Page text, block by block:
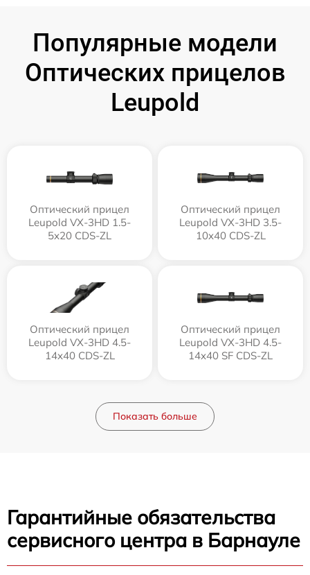
Популярные модели
Оптических прицелов
Leupold
Оптический прицел
Leupold VX-3HD 1.5-
5x20 CDS-ZL
Оптический прицел
Leupold VX-3HD 3.5-
10x40 CDS-ZL
Оптический прицел
Leupold VX-3HD 4.5-
14x40 CDS-ZL
Оптический прицел
Leupold VX-3HD 4.5-
14x40 SF CDS-ZL
Показать больше
Гарантийные обязательства
сервисного центра в Барнауле